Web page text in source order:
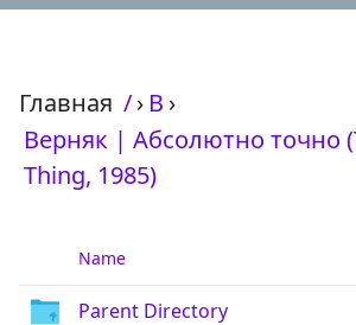
Главная /› В ›
Верняк | Абсолютно точно
Thing, 1985)
Name
Parent Directory